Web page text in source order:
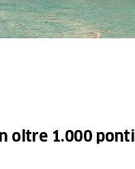
oltre 1.000 ponti